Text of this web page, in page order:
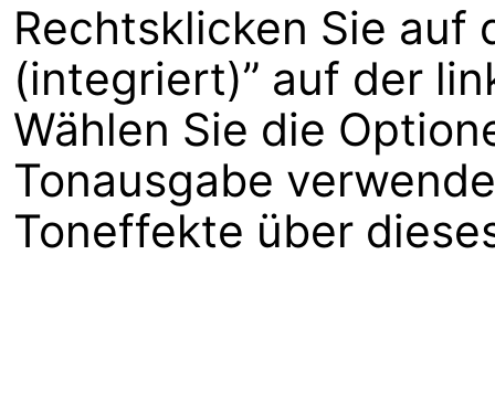
Rechtsklicken Sie auf
(integriert)” auf der
Wählen Sie die
Tonausgabe
Toneffekte über